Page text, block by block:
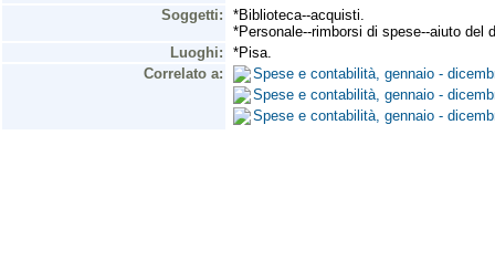
Soggetti:
*Biblioteca--acquisti.
*Personale--rimborsi di spese--aiuto del
Luoghi:
*Pisa.
Correlato a:
Spese e contabilità, gennaio -
Spese e contabilità, gennaio -
Spese e contabilità, gennaio -